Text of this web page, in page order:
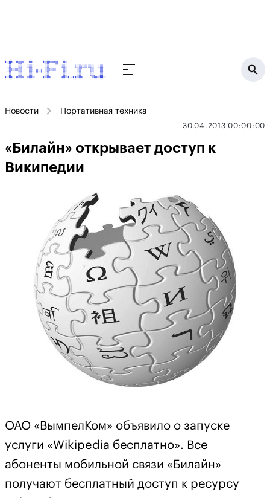
Новости Портативная техника
30.04.2013 00:00:00
«Билайн» открывает доступ к
Википедии
ОАО «ВымпелКом» объявило о запуске
услуги «Wikipedia бесплатно». Все
абоненты мобильной связи «Билайн»
получают бесплатный доступ к ресурсу